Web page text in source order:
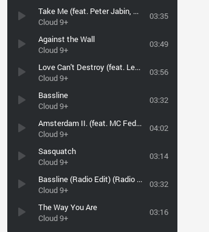
Take Me (feat. Peter Jabin, MC Kemon) [Kid Panel Remix]
Cloud 9+
03:35
Against the Wall
Cloud 9+
03:49
Love Can't Destroy (feat. Lennard, Gabriel B & MC Fedora)
Cloud 9+
03:56
Bassline
Cloud 9+
03:32
Amsterdam II. (feat. MC Fedora)
Cloud 9+
04:02
Sasquatch
Cloud 9+
03:14
Bassline (Radio Edit) (Radio Edit)
Cloud 9+
03:32
The Way You Are
Cloud 9+
03:16